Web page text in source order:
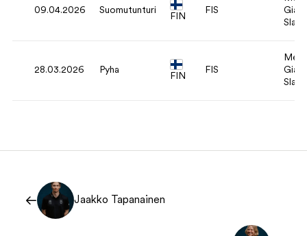
09.04.2026 Suomutunturi
FIN
FIS
Giant
28.03.2026 Pyha
FIN
FIS
Giant
Jaakko Tapanainen